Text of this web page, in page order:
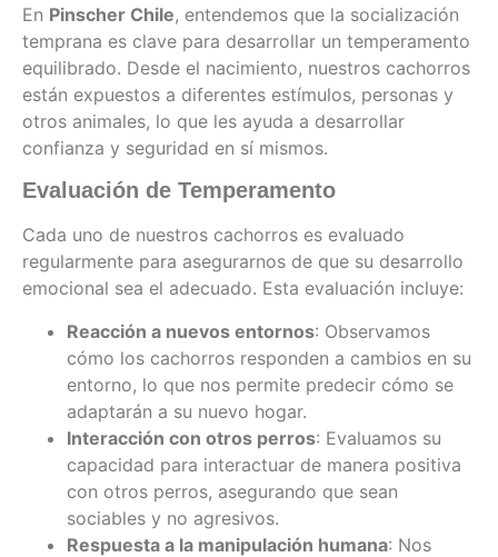
En Pinscher Chile, entendemos que la socialización
temprana es clave para desarrollar un temperamento
equilibrado. Desde el nacimiento, nuestros cachorros
están expuestos a diferentes estímulos, personas y
otros animales, lo que les ayuda a desarrollar
confianza y seguridad en sí mismos.
Evaluación de Temperamento
Cada uno de nuestros cachorros es evaluado
regularmente para asegurarnos de que su desarrollo
emocional sea el adecuado. Esta evaluación incluye:
Reacción a nuevos entornos: Observamos
cómo los cachorros responden a cambios en su
entorno, lo que nos permite predecir cómo se
adaptarán a su nuevo hogar.
Interacción con otros perros: Evaluamos su
capacidad para interactuar de manera positiva
con otros perros, asegurando que sean
sociables y no agresivos.
Respuesta a la manipulación humana: Nos